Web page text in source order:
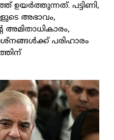
ഉയര്‍ത്തുന്നത്. പട്ടിണി,
അഭാവം,
അമിതാധികാരം,
പരിഹാരം